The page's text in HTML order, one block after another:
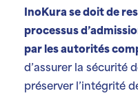
InoKura se doit de
processus
par les autorités
d’assurer la sécurité
préserver l’intégrité